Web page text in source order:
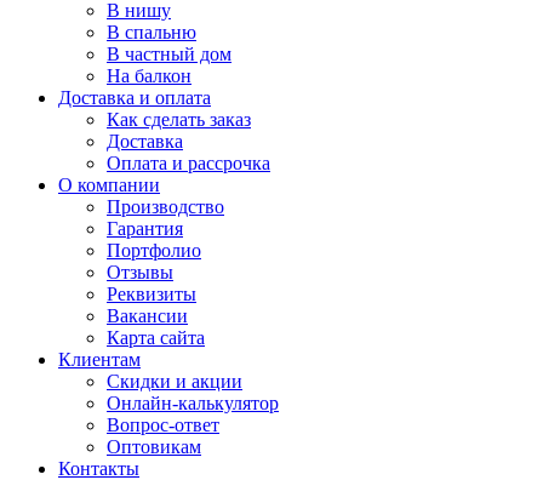
В нишу
В спальню
В частный дом
На балкон
Доставка и оплата
Как сделать заказ
Доставка
Оплата и рассрочка
О компании
Производство
Гарантия
Портфолио
Отзывы
Реквизиты
Вакансии
Карта сайта
Клиентам
Скидки и акции
Онлайн-калькулятор
Вопрос-ответ
Оптовикам
Контакты